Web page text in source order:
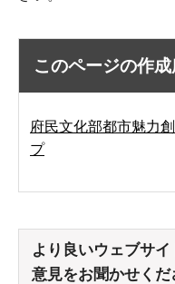
このページの作
府民文化部都市魅力
プ
より良いウェブサ
意見をお聞かせくだ